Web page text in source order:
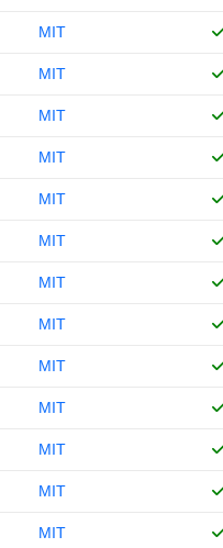
MIT
MIT
MIT
MIT
MIT
MIT
MIT
MIT
MIT
MIT
MIT
MIT
MIT